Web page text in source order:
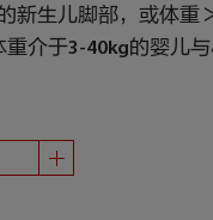
新生儿脚部，或体重
重介于3-40kg的婴儿